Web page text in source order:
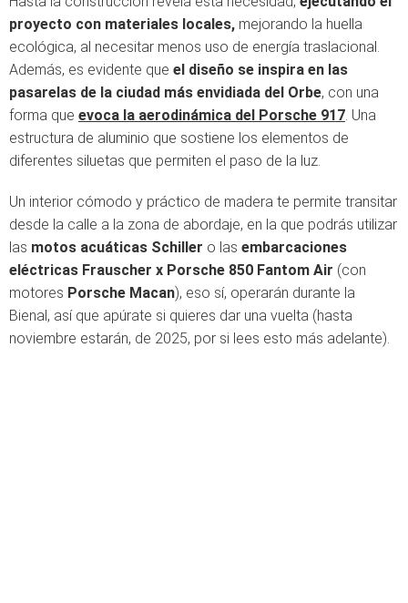
proyecto con materiales locales, mejorando la huella
ecológica, al necesitar menos uso de energía traslacional.
Además, es evidente que el diseño se inspira en las
pasarelas de la ciudad más envidiada del Orbe, con una
forma que evoca la aerodinámica del Porsche 917. Una
estructura de aluminio que sostiene los elementos de
diferentes siluetas que permiten el paso de la luz.
Un interior cómodo y práctico de madera te permite transitar
desde la calle a la zona de abordaje, en la que podrás utilizar
las motos acuáticas Schiller o las embarcaciones
eléctricas Frauscher x Porsche 850 Fantom Air (con
motores Porsche Macan), eso sí, operarán durante la
Bienal, así que apúrate si quieres dar una vuelta (hasta
noviembre estarán, de 2025, por si lees esto más adelante).